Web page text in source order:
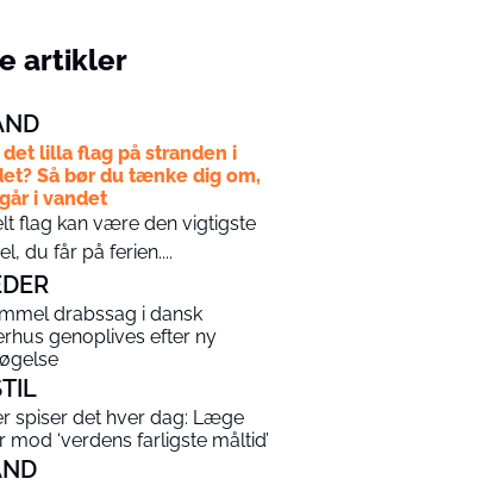
artikler
det lilla flag på stranden i
Så bør du tænke dig om,
i vandet
flag kan være den vigtigste
du får på ferien....
drabssag i dansk
genoplives efter ny
spiser det hver dag: Læge
mod ‘verdens farligste måltid’